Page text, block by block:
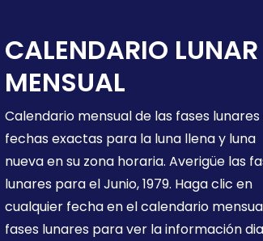
CALENDARIO LUNAR
MENSUAL
Calendario mensual de las fases
fechas exactas para la luna llena y luna
nueva en su zona horaria. Averigüe las
lunares para el Junio, 1979. Haga clic en
cualquier fecha en el calendario
fases lunares para ver la información